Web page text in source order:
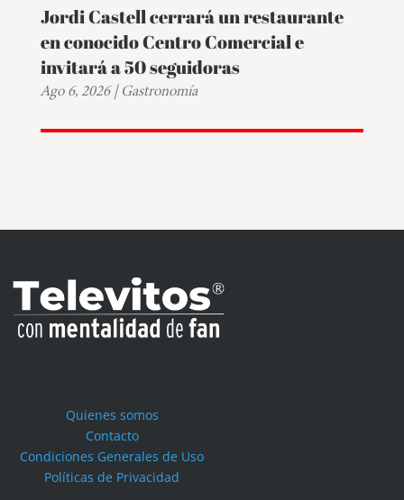
Jordi Castell cerrará un restaurante
en conocido Centro Comercial e
invitará a 50 seguidoras
Ago 6, 2026|Gastronomía
Quienes somos
Contacto
Condiciones Generales de Uso
Políticas de Privacidad